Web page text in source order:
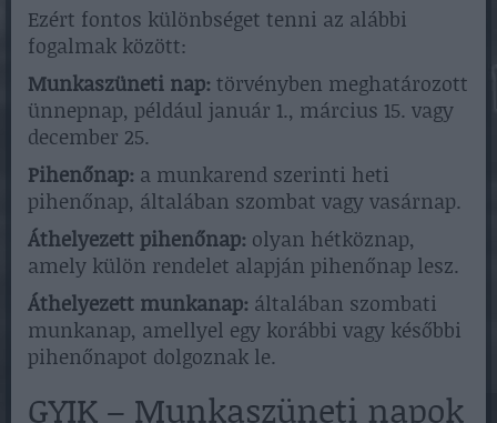
Ezért fontos különbséget tenni az alábbi
fogalmak között:
Munkaszüneti nap: törvényben meghatározott
ünnepnap, például január 1., március 15. vagy
december 25.
Pihenőnap: a munkarend szerinti heti
pihenőnap, általában szombat vagy vasárnap.
Áthelyezett pihenőnap: olyan hétköznap,
amely külön rendelet alapján pihenőnap lesz.
Áthelyezett munkanap: általában szombati
munkanap, amellyel egy korábbi vagy későbbi
pihenőnapot dolgoznak le.
GYIK – Munkaszüneti napok